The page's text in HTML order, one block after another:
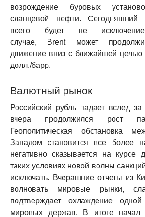
возрождение буровых
сланцевой нефти. Сегодняшний
всего будет не
случае, Brent может
движение вниз с ближайшей целью
долл./барр.
Валютный рынок
Российский рубль падает вслед
вчера продолжился рост
Геополитическая обстановка
Западом становится все более
негативно сказывается на
таких условиях новой волны
исключать. Вчерашние отчеты из
волновать мировые рынки,
подтверждает охлаждение
мировых держав. В итоге начал